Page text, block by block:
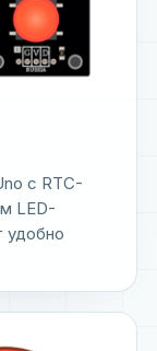
с RTC-
LED-
удобно